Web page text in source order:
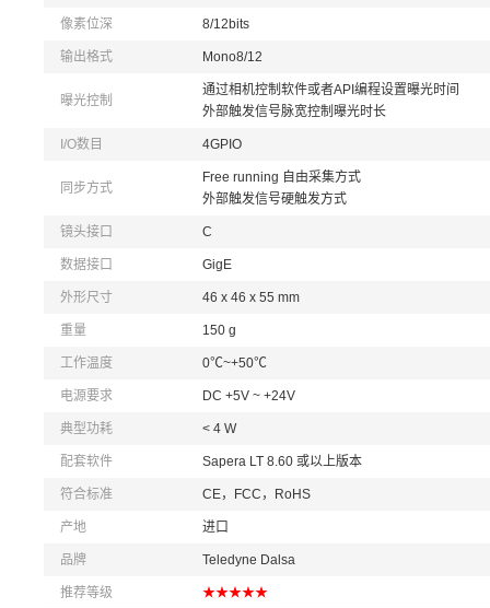
像素位深 8/12bits
输出格式 Mono8/12
曝光控制
通过相机控制软件或者API编程设置曝光时间
外部触发信号脉宽控制曝光时长
I/O数目 4GPIO
同步方式
Free running 自由采集方式
外部触发信号硬触发方式
镜头接口 C
数据接口 GigE
外形尺寸 46 x 46 x 55 mm
重量 150 g
工作温度 0℃~+50℃
电源要求 DC +5V ~ +24V
典型功耗 < 4 W
配套软件 Sapera LT 8.60 或以上版本
符合标准 CE，FCC，RoHS
产地 进口
品牌 Teledyne Dalsa
推荐等级 ★★★★★